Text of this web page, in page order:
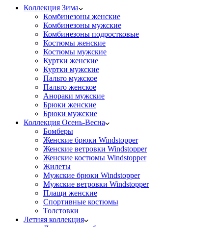
Коллекция Зима
Комбинезоны женские
Комбинезоны мужские
Комбинезоны подростковые
Костюмы женские
Костюмы мужские
Куртки женские
Куртки мужские
Пальто мужское
Пальто женское
Анораки мужские
Брюки женские
Брюки мужские
Коллекция Осень-Весна
Бомберы
Женские брюки Windstopper
Женские ветровки Windstopper
Женские костюмы Windstopper
Жилеты
Мужские брюки Windstopper
Мужские ветровки Windstopper
Плащи женские
Спортивные костюмы
Толстовки
Летняя коллекция